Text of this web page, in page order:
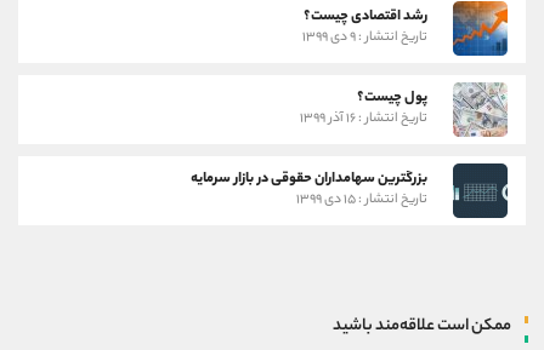
رشد اقتصادی چیست؟
تاریخ انتشار : ۹ دی ۱۳۹۹
پول چیست؟
تاریخ انتشار : ۱۶ آذر ۱۳۹۹
بزرگترین سهامداران حقوقی در بازار سرمایه
تاریخ انتشار : ۱۵ دی ۱۳۹۹
ممکن است علاقه‌مند باشید